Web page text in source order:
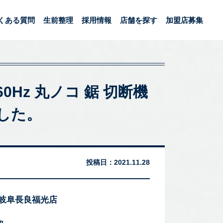
ある質問 生前整理 採用情報 店舗を探す 加盟店募集
丸ノコ 鋸 切断機
。
投稿日： 2021.11.28
阜長良福光店